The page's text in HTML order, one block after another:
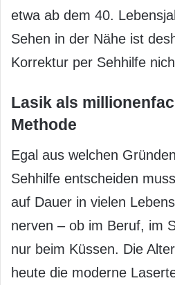
etwa ab dem 40.
Sehen in der Nähe ist
Korrektur per Sehhilfe
Lasik als
Methode
Egal aus welchen
Sehhilfe entscheiden
auf Dauer in vielen
nerven – ob im Beruf, im
nur beim Küssen. Die
heute die moderne